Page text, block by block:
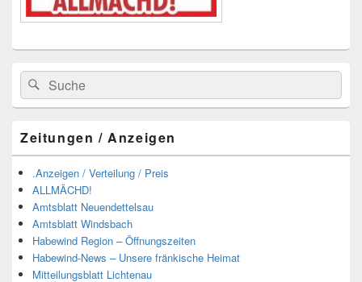
Suchen
nach:
Suchen
Zeitungen / Anzeigen
.Anzeigen / Verteilung / Preis
ALLMÄCHD!
Amtsblatt Neuendettelsau
Amtsblatt Windsbach
Habewind Region – Öffnungszeiten
Habewind-News – Unsere fränkische Heimat
Mitteilungsblatt Lichtenau